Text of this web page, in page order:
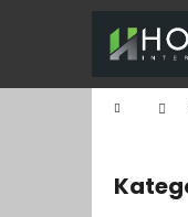
Domů
Přeskočit
kategorie
í
Zpět
do
Zpět
do